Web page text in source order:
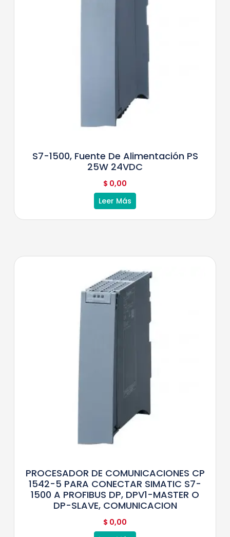
S7-1500, Fuente De Alimentación PS
25W 24VDC
$ 0,00
Leer Más
PROCESADOR DE COMUNICACIONES CP
1542-5 PARA CONECTAR SIMATIC S7-
1500 A PROFIBUS DP, DPV1-MASTER O
DP-SLAVE, COMUNICACION
$ 0,00